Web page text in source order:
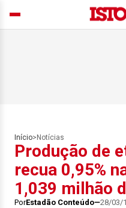
Início> Notícias
Produção de
recua 0,95%
1,039 milhão
PorEstadão Conteúdo 28/03/